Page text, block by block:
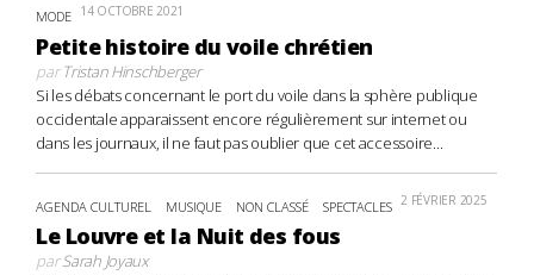
MODE 14 OCTOBRE 2021
Petite histoire du voile chrétien
parTristan Hinschberger
Si les débats concernant le port du voile dans la sphère publique
occidentale apparaissent encore régulièrement sur internet ou
dans les journaux, il ne faut pas oublier que cet accessoire...
AGENDA CULTUREL MUSIQUE NON CLASSÉ SPECTACLES 2 FÉVRIER 2025
Le Louvre et la Nuit des fous
parSarah Joyaux